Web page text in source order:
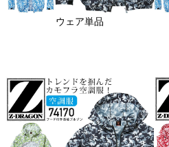
ウェア単品